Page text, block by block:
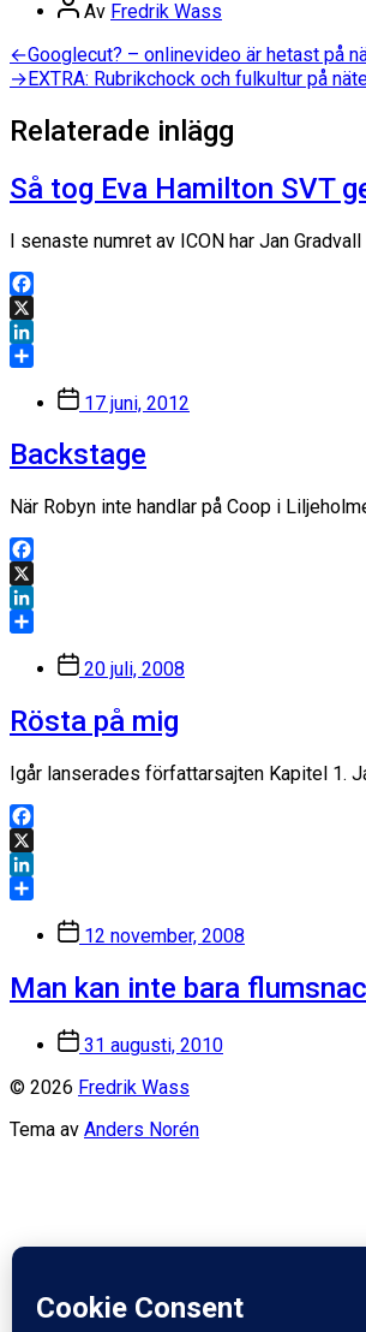
Av Fredrik Wass
Inläggsnavigering
←Föregående
inlägg:
Googlecut? – onlinevideo är hetast på
→Nästa
EXTRA: Rubrikchock och fulkultur på
Relaterade inlägg
Så tog Eva Hamilton SVT
I senaste numret av ICON har Jan
Facebook
X
LinkedIn
Inläggsdatum
17 juni, 2012
Backstage
När Robyn inte handlar på Coop i
Facebook
X
LinkedIn
Inläggsdatum
20 juli, 2008
Rösta på mig
Igår lanserades författarsajten Kapitel 1.
Facebook
X
LinkedIn
Inläggsdatum
12 november, 2008
Man kan inte bara
Inläggsdatum
31 augusti, 2010
© 2026 Fredrik Wass
Tema av Anders Norén